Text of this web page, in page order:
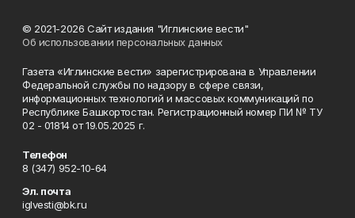
© 2021-2026 Сайт издания "Иглинские вести"
Об использовании персональных данных
Газета «Иглинские вести» зарегистрирована в Управлении
Федеральной службы по надзору в сфере связи,
информационных технологий и массовых коммуникаций по
Республике Башкортостан. Регистрационный номер ПИ № ТУ
02 - 01814 от 19.05.2025 г.
Телефон
8 (347) 952-10-64
Эл. почта
iglvesti@bk.ru